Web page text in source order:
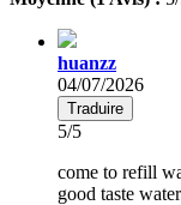
huanzz
04/07/2026
Traduire
5/5
come to refill
good taste